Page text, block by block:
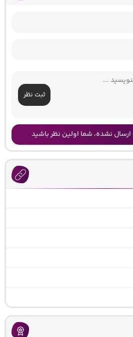
ثبت نظر
نشده، شما اولین نظر باشید